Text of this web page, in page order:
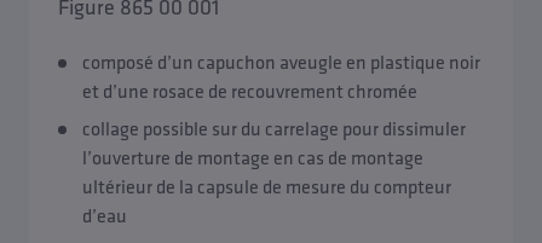
Figure 865 00 001
composé d’un capuchon aveugle en plastique noir
et d’une rosace de recouvrement chromée
collage possible sur du carrelage pour dissimuler
l’ouverture de montage en cas de montage
ultérieur de la capsule de mesure du compteur
d’eau